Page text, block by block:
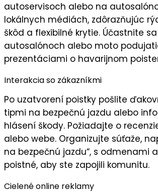
autoservisoch alebo na
lokálnych médiách, zdôrazňujúc
škôd a flexibilné krytie. Účastnite
autosalónoch alebo moto
prezentáciami o havarijnom
Interakcia so zákazníkmi
Po uzatvorení poistky pošlite
tipmi na bezpečnú jazdu alebo
hlásení škody. Požiadajte o
alebo webe. Organizujte súťaže,
na bezpečnú jazdu“, s odmenami
poistné, aby ste zapojili komunitu.
Cielené online reklamy